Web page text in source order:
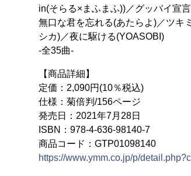
in(そらる×まふまふ))／グッバイ宣
無口な君を忘れる(あたらよ)／ツキ
シカ)／夜に駆ける(YOASOBI)
-全35曲-
【商品詳細】
定価：2,090円(10％税込)
仕様：菊倍判/156ページ
発売日：2021年7月28日
ISBN：978-4-636-98140-7
商品コード：GTP01098140
https://www.ymm.co.jp/p/